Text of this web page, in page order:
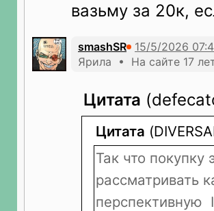
вазьму за 20к,
smashSR
Ярила • На сайте 17
Цитата
Цитата
Так что
рассматривать
перспективную